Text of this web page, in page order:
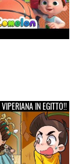
IN EGITTO!!